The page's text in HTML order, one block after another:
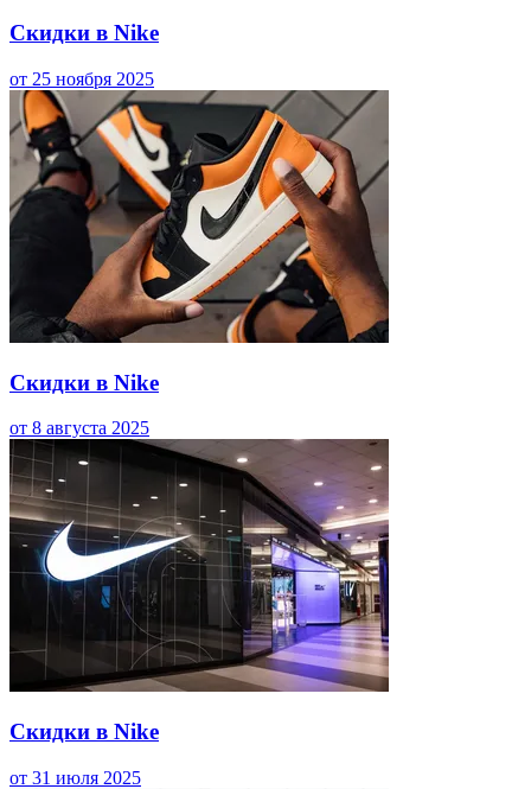
Скидки в Nike
от 25 ноября 2025
Скидки в Nike
от 8 августа 2025
Скидки в Nike
от 31 июля 2025